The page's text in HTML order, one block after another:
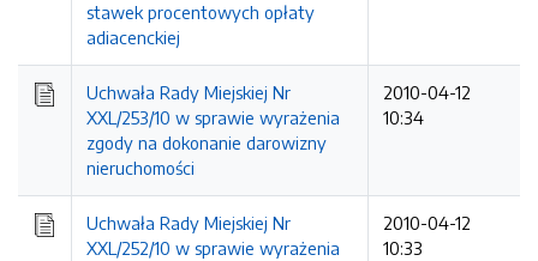
stawek procentowych opłaty
adiacenckiej
Uchwała Rady Miejskiej Nr
XXL/253/10 w sprawie wyrażenia
zgody na dokonanie darowizny
nieruchomości
2010-04-12
10:34
Uchwała Rady Miejskiej Nr
XXL/252/10 w sprawie wyrażenia
2010-04-12
10:33